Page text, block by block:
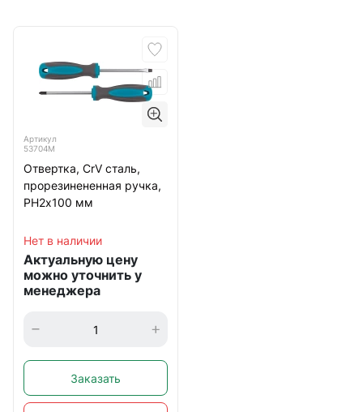
Артикул
53704М
Отвертка, CrV сталь,
прорезинененная ручка,
РН2х100 мм
Нет в наличии
Актуальную цену
можно уточнить у
менеджера
Заказать